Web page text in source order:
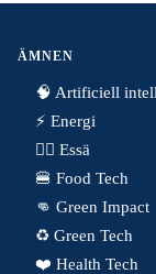
ÄMNEN
🧠 Artificiell
⚡️ Energi
✍🏼 Essä
🍔 Food Tech
👊 Green Impact
♻️ Green Tech
❤️ Health Tech